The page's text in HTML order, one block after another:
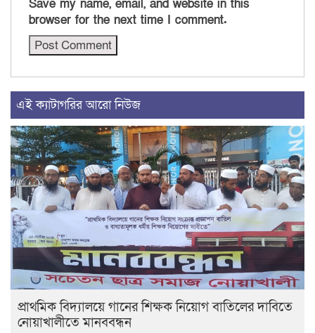
Save my name, email, and website in this
browser for the next time I comment.
এই ক্যাটাগরির আরো নিউজ
প্রাথমিক বিদ্যালয়ে গানের শিক্ষক নিয়োগ বাতিলের দাবিতে
নোয়াখালীতে মানববন্ধন